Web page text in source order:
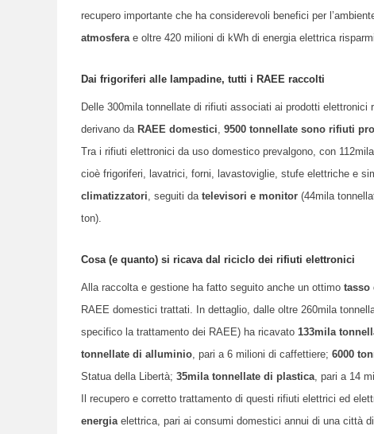
recupero importante che ha considerevoli benefici per
atmosferae oltre 420 milioni di kWh di energia elettrica
Dai frigoriferi alle lampadine, tutti i RAEE raccolti
Delle 300mila tonnellate di rifiuti associati ai prodotti elettronici
derivano da RAEE domestici, 9500 tonnellate sono rifiuti
Tra i rifiuti elettronici da uso domestico prevalgono, con
cioè frigoriferi, lavatrici, forni, lavastoviglie, stufe elettriche e
climatizzatori, seguiti da televisori e monitor (44mila
ton).
Cosa (e quanto) si ricava dal riciclo dei rifiuti elettronici
Alla raccolta e gestione ha fatto seguito anche un ottimo tasso
RAEE domestici trattati. In dettaglio, dalle oltre 260mila
specifico la trattamento dei RAEE) ha ricavato 133mila
tonnellate di alluminio, pari a 6 milioni di caffettiere; 6000
Statua della Libertà; 35mila tonnellate di plastica, pari a 14
recupero e corretto trattamento di questi rifiuti elettrici ed
energiaelettrica, pari ai consumi domestici annui di una città